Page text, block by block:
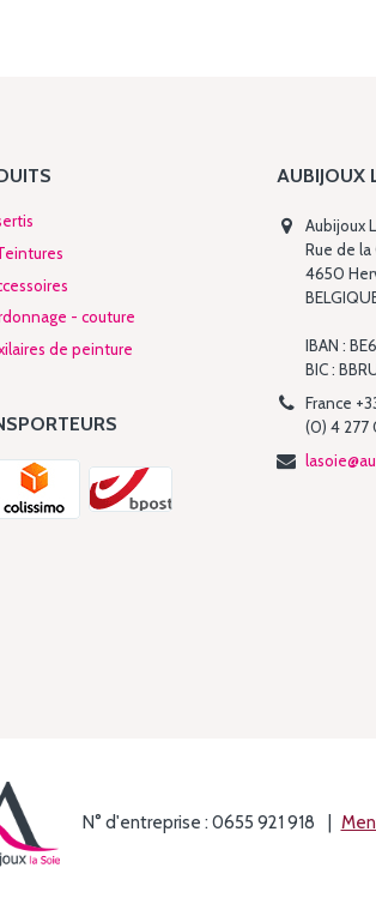
- couture
de peinture
AUBIJOUX
Aubijoux
Rue de la
4650
IBAN :
BIC :
France
(0) 4 277
N° d'entreprise : 0655 921 918